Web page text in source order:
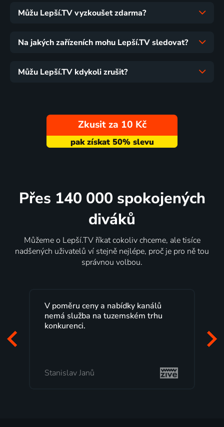
Můžu Lepší.TV vyzkoušet zdarma?
Na jakých zařízeních mohu Lepší.TV sledovat?
Můžu Lepší.TV kdykoli zrušit?
Zkusit za 10 Kč
Přes 140 000 spokojených
diváků
Můžeme o Lepší.TV říkat cokoliv chceme, ale tisíce
nadšených uživatelů ví stejně nejlépe, proč je pro ně tou
správnou volbou.
Lepší.TV sleduji už několik let s
maximální spokojeností. Velký výběr
programů a nemuset běžet k TV na
Milada Tomešová